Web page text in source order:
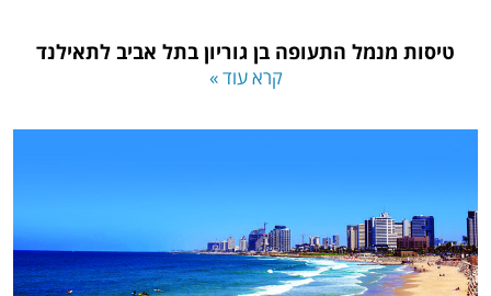
טיסות מנמל התעופה בן גוריון בתל אביב לתאילנד
קרא עוד »